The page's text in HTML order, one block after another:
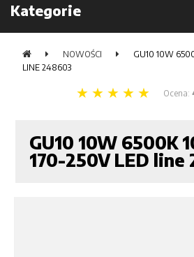
Kategorie
NOWOŚCI
GU10 10W
LINE 248603
Ocena:
GU10 10W 6500K
170-250V LED line